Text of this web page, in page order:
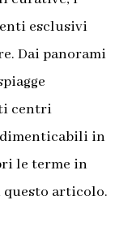
esclusivi
Dai panorami
centri
in
le terme in
questo articolo.